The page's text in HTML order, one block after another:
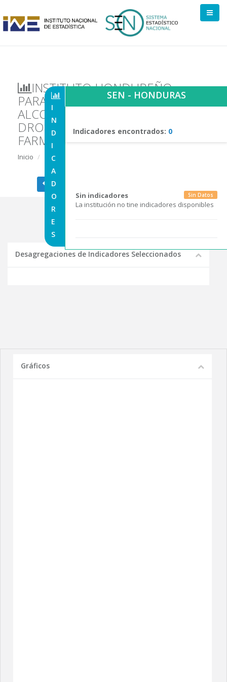
I
N
D
I
C
A
D
O
R
E
S
SEN - HONDURAS
Indicadores encontrados: 0
Sin Datos
Sin indicadores
La institución no tine indicadores disponibles
INSTITUTO HONDUREÑO
PARA LA PREVENCIÓN DEL
ALCOHOLISMO,
DROGADICCIÓN Y
FARMACODEPENDENCIA
Inicio Indicadores de Institución
| Regresar a Comite
Desagregaciones de Indicadores Seleccionados
Gráficos